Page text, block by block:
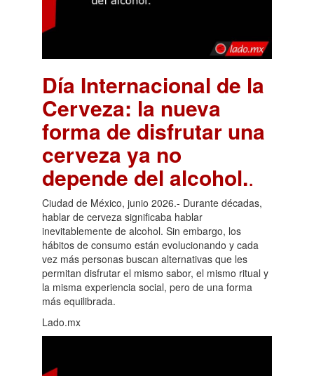
Día Internacional de la
Cerveza: la nueva
forma de disfrutar una
cerveza ya no
depende del alcohol..
Ciudad de México, junio 2026.- Durante décadas,
hablar de cerveza significaba hablar
inevitablemente de alcohol. Sin embargo, los
hábitos de consumo están evolucionando y cada
vez más personas buscan alternativas que les
permitan disfrutar el mismo sabor, el mismo ritual y
la misma experiencia social, pero de una forma
más equilibrada.
Lado.mx